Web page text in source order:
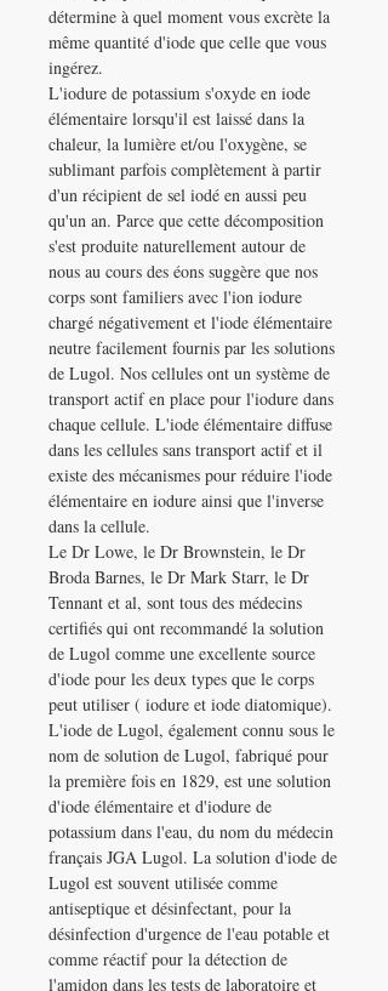
détermine à quel moment vous excrète la
même quantité d'iode que celle que vous
ingérez.
L'iodure de potassium s'oxyde en iode
élémentaire lorsqu'il est laissé dans la
chaleur, la lumière et/ou l'oxygène, se
sublimant parfois complètement à partir
d'un récipient de sel iodé en aussi peu
qu'un an. Parce que cette décomposition
s'est produite naturellement autour de
nous au cours des éons suggère que nos
corps sont familiers avec l'ion iodure
chargé négativement et l'iode élémentaire
neutre facilement fournis par les solutions
de Lugol. Nos cellules ont un système de
transport actif en place pour l'iodure dans
chaque cellule. L'iode élémentaire diffuse
dans les cellules sans transport actif et il
existe des mécanismes pour réduire l'iode
élémentaire en iodure ainsi que l'inverse
dans la cellule.
Le Dr Lowe, le Dr Brownstein, le Dr
Broda Barnes, le Dr Mark Starr, le Dr
Tennant et al, sont tous des médecins
certifiés qui ont recommandé la solution
de Lugol comme une excellente source
d'iode pour les deux types que le corps
peut utiliser ( iodure et iode diatomique).
L'iode de Lugol, également connu sous le
nom de solution de Lugol, fabriqué pour
la première fois en 1829, est une solution
d'iode élémentaire et d'iodure de
potassium dans l'eau, du nom du médecin
français JGA Lugol. La solution d'iode de
Lugol est souvent utilisée comme
antiseptique et désinfectant, pour la
désinfection d'urgence de l'eau potable et
comme réactif pour la détection de
l'amidon dans les tests de laboratoire et